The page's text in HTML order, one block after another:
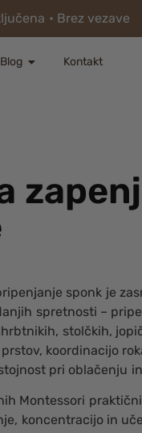
• Brez vezave
Blog Kontakt
sponk je
spretnosti –
stolčkih,
koordinacijo
pri oblačenju
Montessori
koncentracijo in